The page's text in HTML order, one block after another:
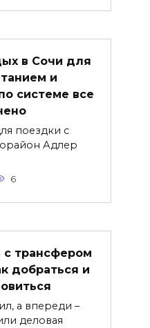
в Сочи для
и
системе все
поездки с
Адлер
6
с трансфером
добраться и
а впереди –
деловая